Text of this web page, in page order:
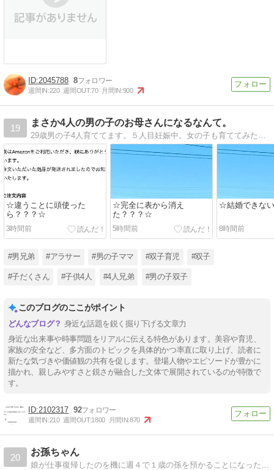
2045788 8
週間IN:220 週間OUT:70 月間IN:900
19
まさか4人の男の子のお母さんになるなんて。
☆違うことに頭使った
ら？？？☆
3時間前
☆完全に表から消え
た？？？☆
5時間前
☆結婚できな
8時間前
#男兄弟 #アラサー #男の子ママ #双子育児 #双子
#子だくさん #子供4人 #4人兄弟 #男の子双子
このブログのここがポイント
身近な話題を鋭く掘り下げる文章力
身近な出来事や時事問題をリアルに伝える特色があります。美容や育児、
家族の安全など、多方面のトピックを具体的かつ率直に取り上げ、読者に
新たな気づきや価値観の共有を促します。登場人物やエピソードが豊かに
描かれ、親しみやすさと鋭さが融合した文体で展開されているのが特徴で
す。
2102317 92
週間IN:210 週間OUT:1800 月間IN:870
20
お孫ちゃん